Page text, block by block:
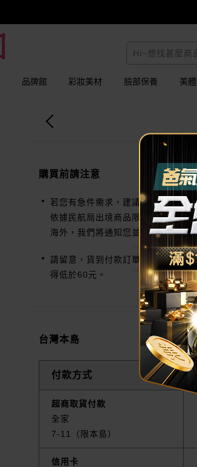
小三美
品牌館 彩妝美材 臉部保養 美
購買前請注意
若您有急件需求，建議可於完成下
依據民航局出境商品限制，若您訂
海外，我們將通知您並取消該商品
請留意，貨到付款訂單最低應繳金
得低於60元。
台灣本島
付款方式
超商取貨付款
全家
7-11（限本島）
信用卡